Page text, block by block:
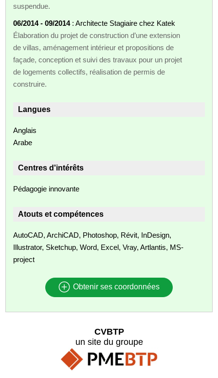
suspendue.
06/2014 - 09/2014: Architecte Stagiaire chez Katek
Élaboration du projet de construction d’une extension
de villas, aménagement intérieur et propositions de
façade, conception et suivi des travaux pour un projet
de logements collectifs, réalisation de permis de
construire.
Langues
Anglais
Arabe
Centres d'intérêts
Pédagogie innovante
Atouts et compétences
AutoCAD, ArchiCAD, Photoshop, Révit, InDesign,
Illustrator, Sketchup, Word, Excel, Vray, Artlantis, MS-
project
Obtenir ses coordonnées
CVBTP
un site du groupe